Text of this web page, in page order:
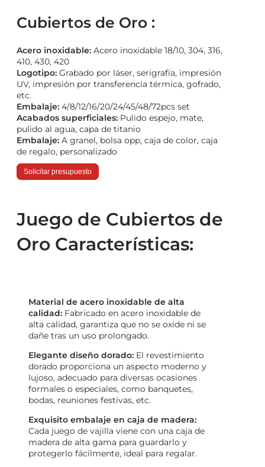
Cubiertos de Oro :
Acero inoxidable: Acero inoxidable 18/10, 304, 316,
410, 430, 420
Logotipo: Grabado por láser, serigrafía, impresión
UV, impresión por transferencia térmica, gofrado,
etc.
Embalaje: 4/8/12/16/20/24/45/48/72pcs set
Acabados superficiales: Pulido espejo, mate,
pulido al agua, capa de titanio
Embalaje: A granel, bolsa opp, caja de color, caja
de regalo, personalizado
Solicitar presupuesto
Juego de Cubiertos de
Oro Características:
Material de acero inoxidable de alta
calidad: Fabricado en acero inoxidable de
alta calidad, garantiza que no se oxide ni se
dañe tras un uso prolongado.
Elegante diseño dorado: El revestimiento
dorado proporciona un aspecto moderno y
lujoso, adecuado para diversas ocasiones
formales o especiales, como banquetes,
bodas, reuniones festivas, etc.
Exquisito embalaje en caja de madera:
Cada juego de vajilla viene con una caja de
madera de alta gama para guardarlo y
protegerlo fácilmente, ideal para regalar.